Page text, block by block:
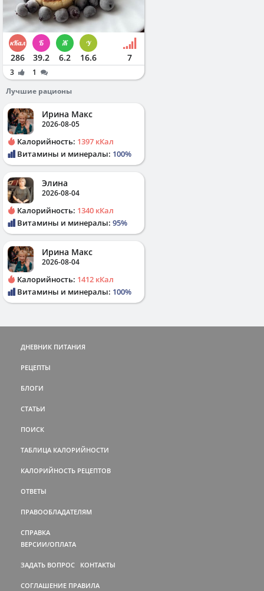
286 39.2 6.2 16.6 7
3
1
Лучшие рационы
Ирина Макс
2026-08-05
Калорийность: 1397 кКал
Витамины и минералы: 100%
Элина
2026-08-04
Калорийность: 1340 кКал
Витамины и минералы: 95%
Ирина Макс
2026-08-04
Калорийность: 1412 кКал
Витамины и минералы: 100%
ДНЕВНИК ПИТАНИЯ
РЕЦЕПТЫ
БЛОГИ
СТАТЬИ
ПОИСК
ТАБЛИЦА КАЛОРИЙНОСТИ
КАЛОРИЙНОСТЬ РЕЦЕПТОВ
ОТВЕТЫ
ПРАВООБЛАДАТЕЛЯМ
СПРАВКА
ВЕРСИИ/ОПЛАТА
ЗАДАТЬ ВОПРОС КОНТАКТЫ
СОГЛАШЕНИЕ ПРАВИЛА